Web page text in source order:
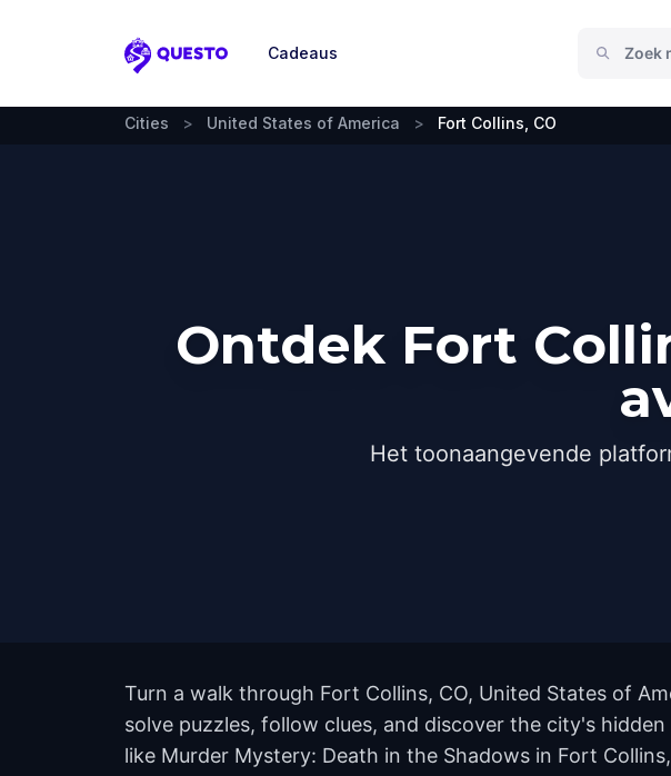
Questo
Cadeaus
Cities > United States of America > Fort Collins, CO
Ontdek Fort
Het toonaangevende
Turn a walk through Fort Collins, CO, United States of
solve puzzles, follow clues, and discover the city's
like Murder Mystery: Death in the Shadows in Fort